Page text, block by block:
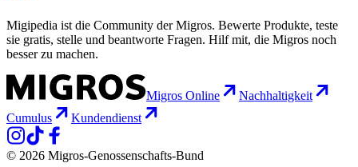
Migipedia ist die Community der Migros. Bewerte Produkte, teste
sie gratis, stelle und beantworte Fragen. Hilf mit, die Migros noch
besser zu machen.
Migros Online
Nachhaltigkeit
Cumulus
Kundendienst
© 2026 Migros-Genossenschafts-Bund